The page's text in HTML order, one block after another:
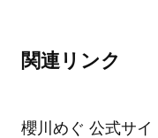
関連リンク
櫻川めぐ 公式サイ